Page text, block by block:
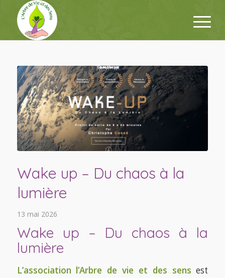
Wake up – Du chaos à la
lumière
13 mai 2026
Wake up – Du chaos à la
lumière
L’association l’Arbre de vie et des sens est